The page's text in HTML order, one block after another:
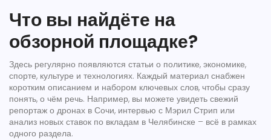
Что вы найдёте на
обзорной площадке?
Здесь регулярно появляются статьи о политике, экономике,
спорте, культуре и технологиях. Каждый материал снабжен
коротким описанием и набором ключевых слов, чтобы сразу
понять, о чём речь. Например, вы можете увидеть свежий
репортаж о дронах в Сочи, интервью с Мэрил Стрип или
анализ новых ставок по вкладам в Челябинске – всё в рамках
одного раздела.